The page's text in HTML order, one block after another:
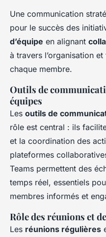
Une communication
pour le succès des
d’équipe en alignant
à travers l’organisation
chaque membre.
Outils de
équipes
Les outils de
rôle est central : ils
et la coordination des
plateformes
Teams permettent des
temps réel, essentiels
membres informés et
Rôle des réunions et
Les réunions régulières